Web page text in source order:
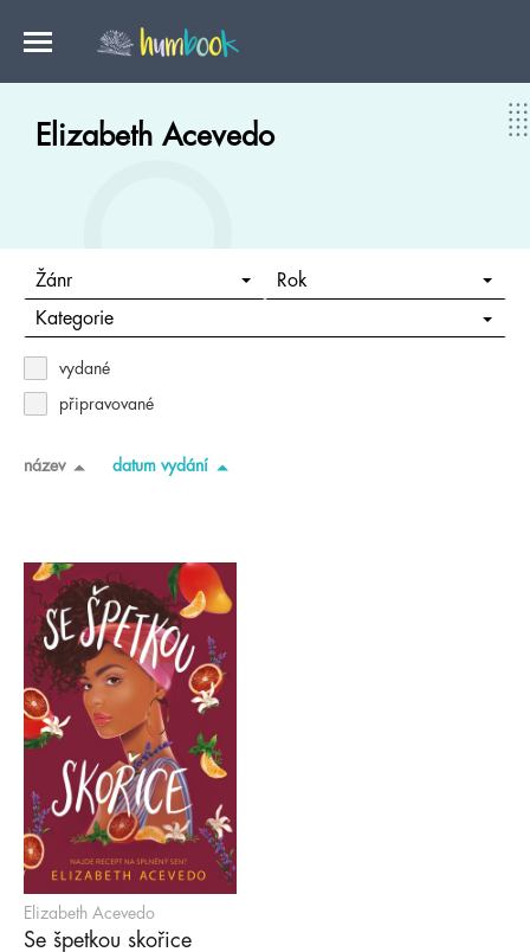
Elizabeth Acevedo
Žánr Rok
Kategorie
vydané
připravované
název datum vydání
Elizabeth Acevedo
Se špetkou skořice